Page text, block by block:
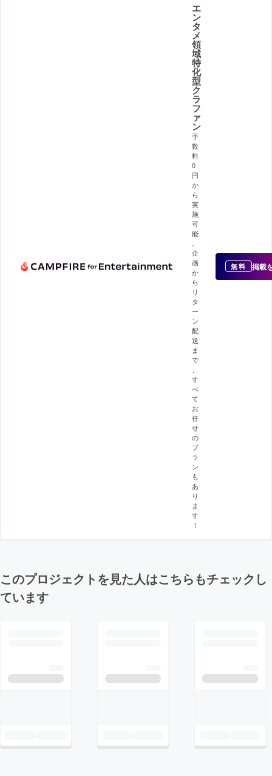
エ
ン
タ
メ
領
域
特
化
型
ク
ラ
フ
ァ
ン
手
数
料
0
円
か
ら
実
施
可
能
企
画
か
ら
リ
タ
ー
ン
配
送
ま
で
す
べ
て
お
任
せ
の
プ
ラ
ン
も
あ
り
ま
す
！
無料 掲載
このプロジェクトを見た人はこちらもチェックし
ています